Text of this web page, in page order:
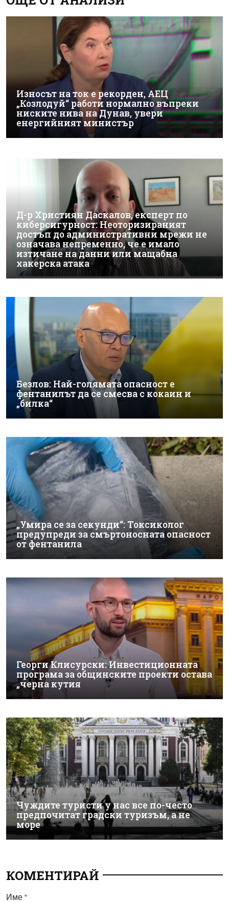
Износът на ток е рекорден, АЕЦ
„Козлодуй“ работи нормално въпреки
ниските нива на Дунав, увери
енергийният министър
Д-р Християн Даскалов, експерт по
киберсигурност: Неоторизираният
достъп до административни мрежи не
означава непременно, че е имало
изтичане на данни или мащабна
хакерска атака
Безлов: Най-голямата опасност е
фентанилът да се смесва с кокаин и
„билка“
„Умира се за секунди“: Токсиколог
предупреди за смъртоносната опасност
от фентанила
Георги Клисурски: Инвестиционната
програма за общинските проекти остава
„черна кутия
Чуждите туристи у нас все по-често
предпочитат градски туризъм, а не
море
КОМЕНТИРАЙ
Име *